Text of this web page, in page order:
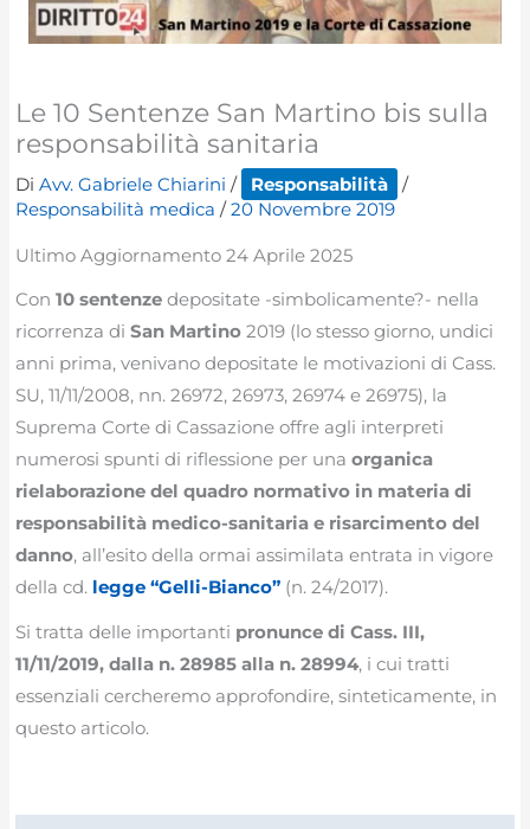
Le 10 Sentenze San Martino bis sulla
responsabilità sanitaria
DiAvv. Gabriele Chiarini/ Responsabilità
/
Responsabilità medica /20 Novembre 2019
Ultimo Aggiornamento 24 Aprile 2025
Con10 sentenze depositate -simbolicamente?- nella
ricorrenza diSan Martino 2019 (lo stesso giorno, undici
anni prima, venivano depositate le motivazioni di Cass.
SU, 11/11/2008, nn. 26972, 26973, 26974 e 26975), la
Suprema Corte di Cassazione offre agli interpreti
numerosi spunti di riflessione per unaorganica
rielaborazione del quadro normativo in materia di
responsabilità medico-sanitaria e risarcimento del
danno, all’esito della ormai assimilata entrata in vigore
della cd. legge “Gelli-Bianco” (n. 24/2017).
Si tratta delle importanti pronunce di Cass. III,
11/11/2019, dalla n. 28985 alla n. 28994, i cui tratti
essenziali cercheremo approfondire, sinteticamente, in
questo articolo.